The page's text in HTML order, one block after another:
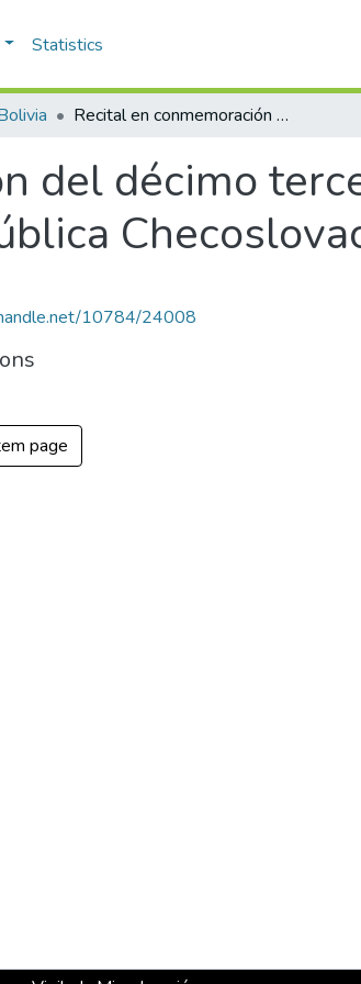
Statistics
Recital en conmemoración del décimo tercer aniversario de la Independencia de la República Checoslovaca
del décimo
10784/24008
page